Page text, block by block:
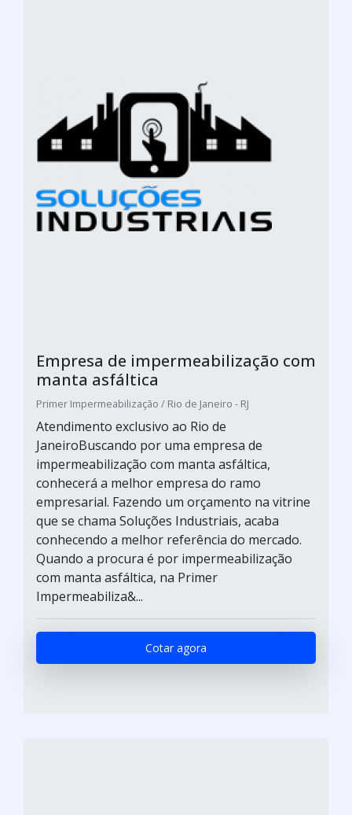
Empresa de impermeabilização com
manta asfáltica
Primer Impermeabilização / Rio de Janeiro - RJ
Atendimento exclusivo ao Rio de
JaneiroBuscando por uma empresa de
impermeabilização com manta asfáltica,
conhecerá a melhor empresa do ramo
empresarial. Fazendo um orçamento na vitrine
que se chama Soluções Industriais, acaba
conhecendo a melhor referência do mercado.
Quando a procura é por impermeabilização
com manta asfáltica, na Primer
Impermeabiliza&...
Cotar agora